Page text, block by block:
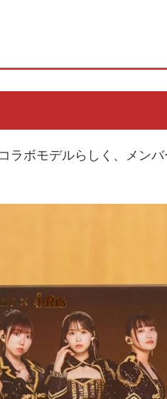
ラボモデルらしく、メン